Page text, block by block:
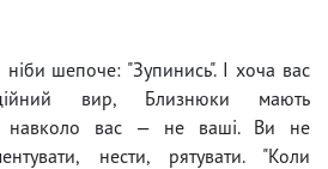
шепоче: "Зупинись". І хоча вас
вир, Близнюки мають
навколо вас — не ваші. Ви не
нести, рятувати. "Коли